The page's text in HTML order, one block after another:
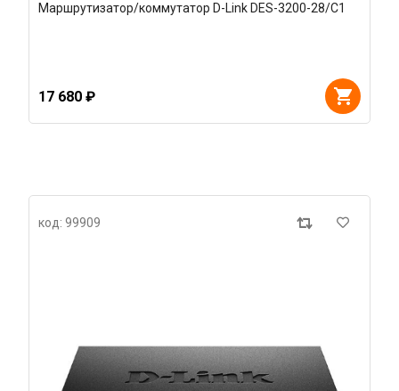
Маршрутизатор/коммутатор D-Link DES-3200-28/C1
17 680 ₽
код: 99909